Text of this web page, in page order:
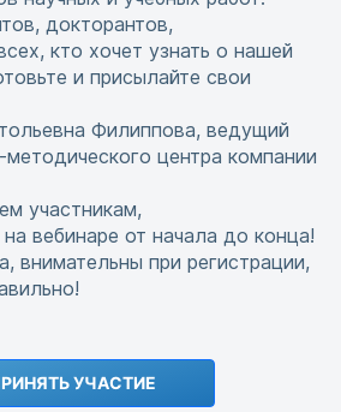
докторантов,
кто хочет узнать о нашей
и присылайте свои
Филиппова, ведущий
центра компании
участникам,
вебинаре от начала до конца!
внимательны при регистрации,
УЧАСТИЕ